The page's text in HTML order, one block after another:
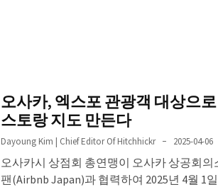
오사카, 엑스포 관광객 대상으
스토랑 지도 만든다
Dayoung Kim | Chief Editor Of Hitchhickr 2025-04-06
오사카시 상점회 총연맹이 오사카 상공회의
팬(Airbnb Japan)과 협력하여 2025년 4월 1